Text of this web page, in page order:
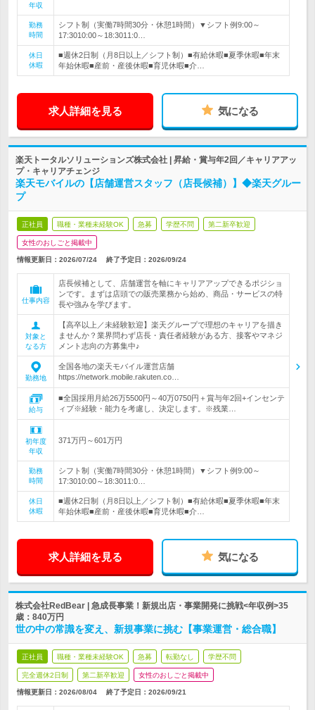
年収
勤務
時間
シフト制（実働7時間30分・休憩1時間）▼シフト例9:00～
17:3010:00～18:3011:0…
休日
休暇
■週休2日制（月8日以上／シフト制）■有給休暇■夏季休暇■年末
年始休暇■産前・産後休暇■育児休暇■介…
求人詳細を見る 気になる
楽天トータルソリューションズ株式会社 | 昇給・賞与年2回／キャリアアッ
プ・キャリアチェンジ
楽天モバイルの【店舗運営スタッフ（店長候補）】◆楽天グルー
プ
正社員 職種・業種未経験OK 急募 学歴不問 第二新卒歓迎
女性のおしごと掲載中
情報更新日：2026/07/24 終了予定日： 2026/09/24
仕事内容
店長候補として、店舗運営を軸にキャリアアップできるポジショ
ンです。まずは店頭での販売業務から始め、商品・サービスの特
長や強みを学びます。
対象と
なる方
【高卒以上／未経験歓迎】楽天グループで理想のキャリアを描き
ませんか？業界問わず店長・責任者経験がある方、接客やマネジ
メント志向の方募集中♪
勤務地
全国各地の楽天モバイル運営店舗
https://network.mobile.rakuten.co…
給与
■全国採用月給26万5500円～40万0750円＋賞与年2回+インセンテ
ィブ※経験・能力を考慮し、決定します。※残業…
初年度
年収
371万円～601万円
勤務
時間
シフト制（実働7時間30分・休憩1時間）▼シフト例9:00～
17:3010:00～18:3011:0…
休日
休暇
■週休2日制（月8日以上／シフト制）■有給休暇■夏季休暇■年末
年始休暇■産前・産後休暇■育児休暇■介…
求人詳細を見る 気になる
株式会社RedBear | 急成長事業！新規出店・事業開発に挑戦<年収例>35
歳：840万円
世の中の常識を変え、新規事業に挑む【事業運営・総合職】
正社員 職種・業種未経験OK 急募 転勤なし 学歴不問
完全週休2日制 第二新卒歓迎 女性のおしごと掲載中
情報更新日：2026/08/04 終了予定日： 2026/09/21